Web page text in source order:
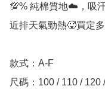
💯% 純棉質地☁️，吸
近排天氣勁熱🥵買定
款式：A-F
尺碼：100 / 110 / 120